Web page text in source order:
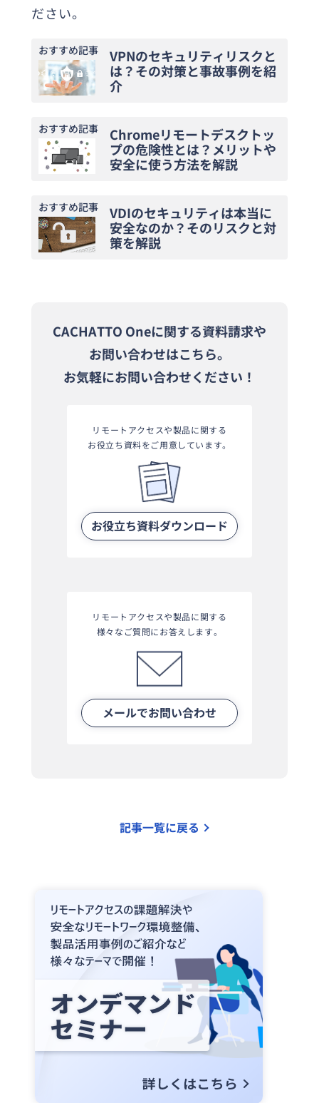
ださい。
おすすめ記事
VPNのセキュリティリスクと
は？その対策と事故事例を紹
介
おすすめ記事
Chromeリモートデスクトッ
プの危険性とは？メリットや
安全に使う方法を解説
おすすめ記事
VDIのセキュリティは本当に
安全なのか？そのリスクと対
策を解説
CACHATTO Oneに関する資料請求や
お問い合わせはこちら。
お気軽にお問い合わせください！
リモートアクセスや製品に関する
お役立ち資料をご用意しています。
お役立ち資料ダウンロード
リモートアクセスや製品に関する
様々なご質問にお答えします。
メールでお問い合わせ
記事一覧に戻る